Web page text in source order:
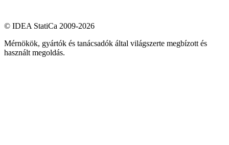
© IDEA StatiCa 2009-2026
Mérnökök, gyártók és tanácsadók által világszerte megbízott és
használt megoldás.